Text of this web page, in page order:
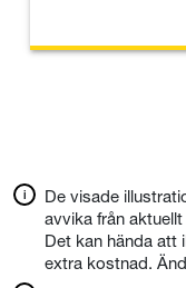
De visade
avvika från
Det kan hända att
extra kostnad.